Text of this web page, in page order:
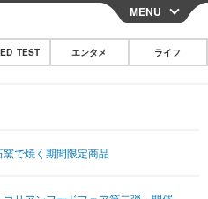
CLOSE
MENU
TEST エンタメ ライフ
で焼く期間限定商品